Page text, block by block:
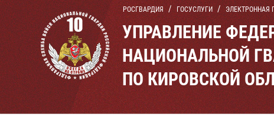
РОСГВАРДИЯ ГОСУСЛУГИ ЭЛЕКТРОННАЯ
УПРАВЛЕНИЕ
НАЦИОНАЛЬНОЙ
ПО КИРОВСКОЙ